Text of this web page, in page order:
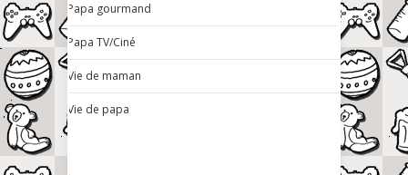
Papa gourmand
Papa TV/Ciné
Vie de maman
Vie de papa